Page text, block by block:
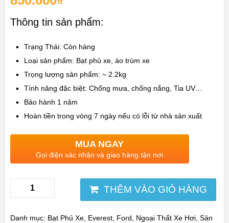
Thông tin sản phẩm:
Trạng Thái: Còn hàng
Loại sản phẩm: Bạt phủ xe, áo trùm xe
Trọng lượng sản phẩm: ~ 2.2kg
Tính năng đặc biệt: Chống mưa, chống nắng, Tia UV…
Bảo hành 1 năm
Hoàn tiền trong vòng 7 ngày nếu có lỗi từ nhà sản xuất
MUA NGAY
Gọi điện xác nhận và giao hàng tận nơi
THÊM VÀO GIỎ HÀNG
Danh mục: Bạt Phủ Xe, Everest, Ford, Ngoại Thất Xe Hơi, Sản